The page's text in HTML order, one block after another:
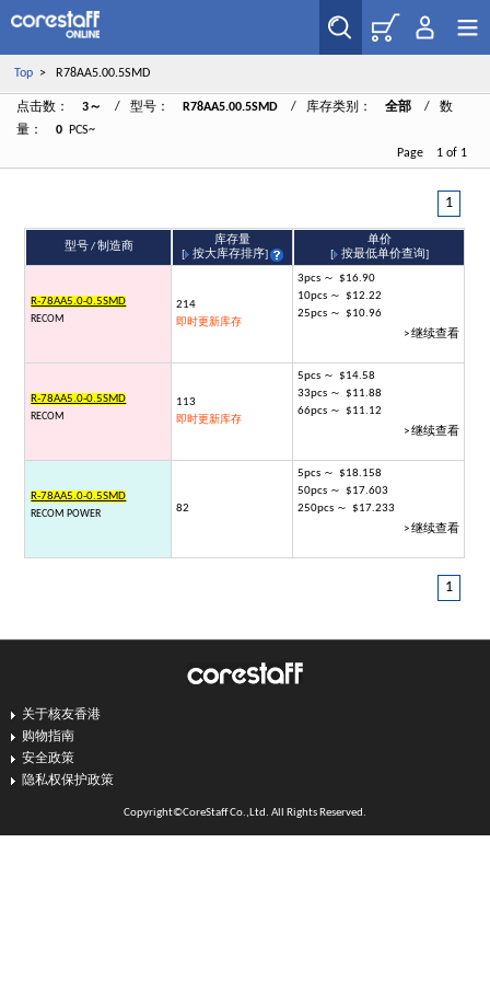
Top> R78AA5.00.5SMD
点击数： 3～ / 型号： R78AA5.00.5SMD / 库存类别： 全部
/ 数
量：
0
PCS~
Page 1 of 1
1
型号 / 制造商
库存量
[
按大库存排序]
单价
[
按最低单价查询]
R-78AA5.0-0.5SMD
RECOM
214
即时更新库存
3pcs ～ $16.90
10pcs ～ $12.22
25pcs ～ $10.96
> 继续查看
R-78AA5.0-0.5SMD
RECOM
113
即时更新库存
5pcs ～ $14.58
33pcs ～ $11.88
66pcs ～ $11.12
> 继续查看
R-78AA5.0-0.5SMD
RECOM POWER 82
5pcs ～ $18.158
50pcs ～ $17.603
250pcs ～ $17.233
> 继续查看
1
关于核友香港
购物指南
安全政策
隐私权保护政策
Copyright©CoreStaff Co.,Ltd. All Rights Reserved.